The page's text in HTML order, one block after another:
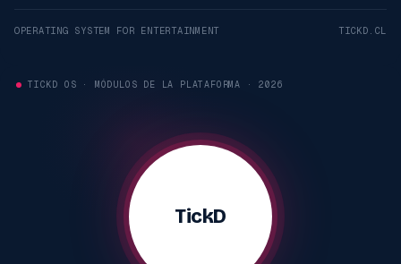
OPERATING SYSTEM FOR ENTERTAINMENT TICKD.CL
TICKD OS · MÓDULOS DE LA PLATAFORMA · 2026
TickD